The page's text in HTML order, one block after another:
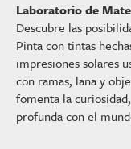
Laboratorio de
Descubre las
Pinta con tintas
impresiones solares
con ramas, lana y
fomenta la
profunda con el